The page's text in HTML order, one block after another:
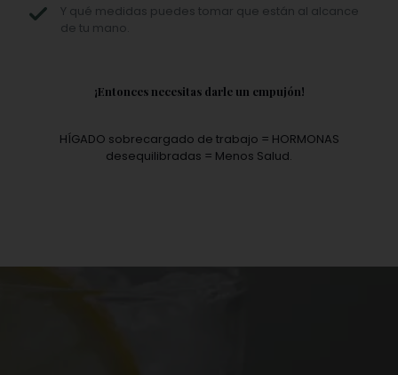
Y qué medidas puedes tomar que están al alcance
de tu mano.
¡Entonces necesitas darle un empujón!
HÍGADO sobrecargado de trabajo = HORMONAS
desequilibradas = Menos Salud.